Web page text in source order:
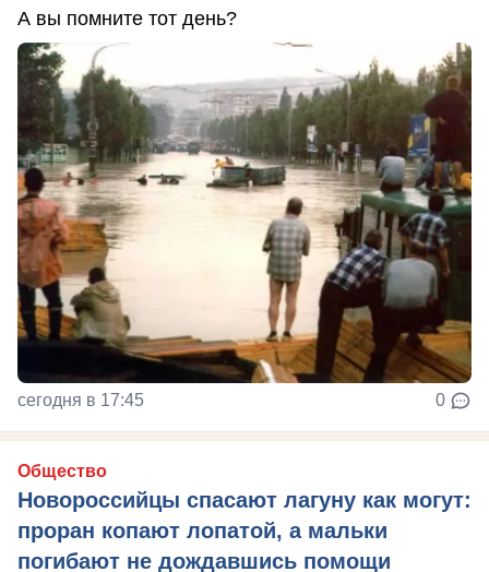
А вы помните тот день?
сегодня в 17:45 0
Общество
Новороссийцы спасают лагуну как могут:
проран копают лопатой, а мальки
погибают не дождавшись помощи